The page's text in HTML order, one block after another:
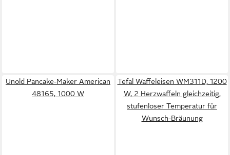
Unold Pancake-Maker American
48165, 1000 W
Tefal Waffeleisen WM311D, 1200
W, 2 Herzwaffeln gleichzeitig,
stufenloser Temperatur für
Wunsch-Bräunung